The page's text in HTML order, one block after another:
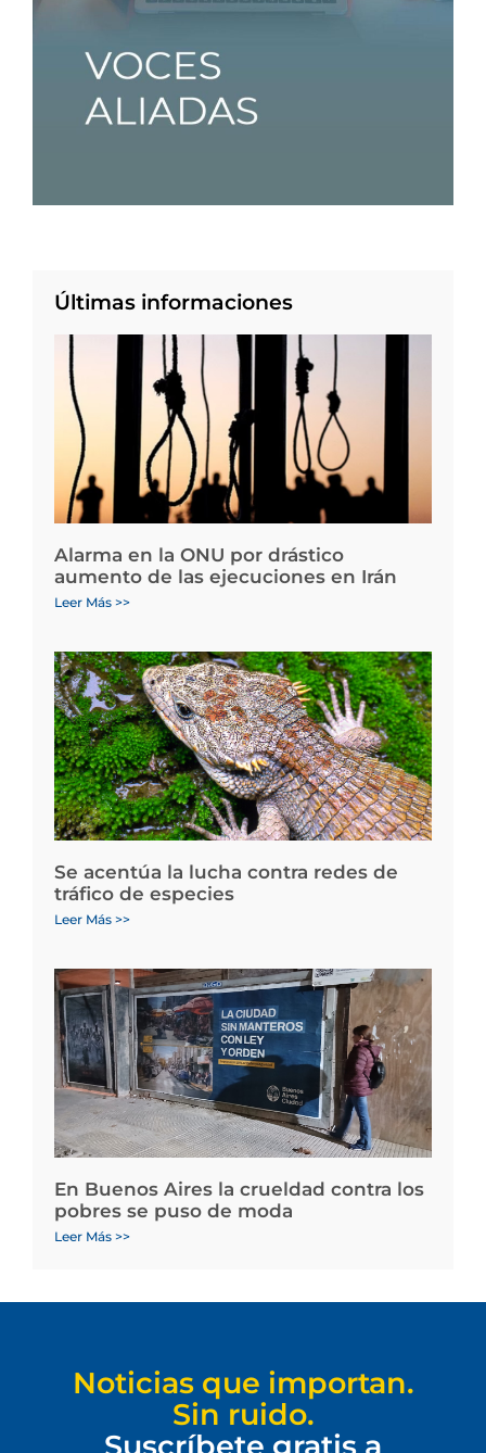
Últimas informaciones
Alarma en la ONU por drástico
aumento de las ejecuciones en Irán
Leer Más >>
Se acentúa la lucha contra redes de
tráfico de especies
Leer Más >>
En Buenos Aires la crueldad contra los
pobres se puso de moda
Leer Más >>
Noticias que importan.
Sin ruido.
Suscríbete gratis a